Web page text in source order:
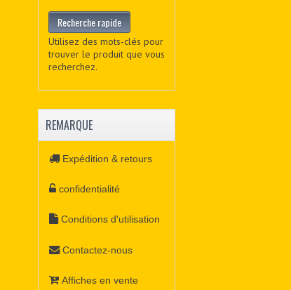
Utilisez des mots-clés pour
trouver le produit que vous
recherchez.
REMARQUE
Expédition & retours
confidentialité
Conditions d'utilisation
Contactez-nous
Affiches en vente